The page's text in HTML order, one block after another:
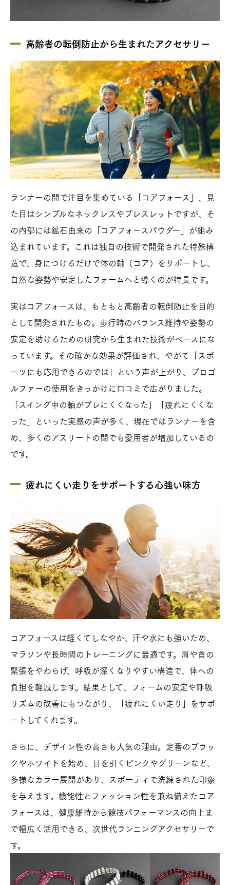
高齢者の転倒防止から生まれたアクセサリー
ランナーの間で注目を集めている「コアフォース」、見
た目はシンプルなネックレスやブレスレットですが、そ
の内部には鉱石由来の「コアフォースパウダー」が組み
込まれています。これは独自の技術で開発された特殊構
造で、身につけるだけで体の軸（コア）をサポートし、
自然な姿勢や安定したフォームへと導くのが特長です。
実はコアフォースは、もともと高齢者の転倒防止を目的
として開発されたもの。歩行時のバランス維持や姿勢の
安定を助けるための研究から生まれた技術がベースにな
っています。その確かな効果が評価され、やがて「スポ
ーツにも応用できるのでは」という声が上がり、プロゴ
ルファーの使用をきっかけに口コミで広がりました。
「スイング中の軸がブレにくくなった」「疲れにくくな
った」といった実感の声が多く、現在ではランナーを含
め、多くのアスリートの間でも愛用者が増加しているの
です。
疲れにくい走りをサポートする心強い味方
コアフォースは軽くてしなやか、汗や水にも強いため、
マラソンや長時間のトレーニングに最適です。肩や首の
緊張をやわらげ、呼吸が深くなりやすい構造で、体への
負担を軽減します。結果として、フォームの安定や呼吸
リズムの改善にもつながり、「疲れにくい走り」をサポ
ートしてくれます。
さらに、デザイン性の高さも人気の理由。定番のブラッ
クやホワイトを始め、目を引くピンクやグリーンなど、
多様なカラー展開があり、スポーティで洗練された印象
を与えます。機能性とファッション性を兼ね備えたコア
フォースは、健康維持から競技パフォーマンスの向上ま
で幅広く活用できる、次世代ランニングアクセサリーで
す。